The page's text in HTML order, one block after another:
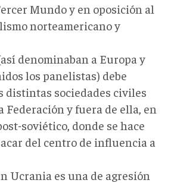
Mundo y en oposición al
norteamericano y
denominaban a Europa y
los panelistas) debe
distintas sociedades civiles
Federación y fuera de ella, en
soviético, donde se hace
del centro de influencia a
Ucrania es una de agresión